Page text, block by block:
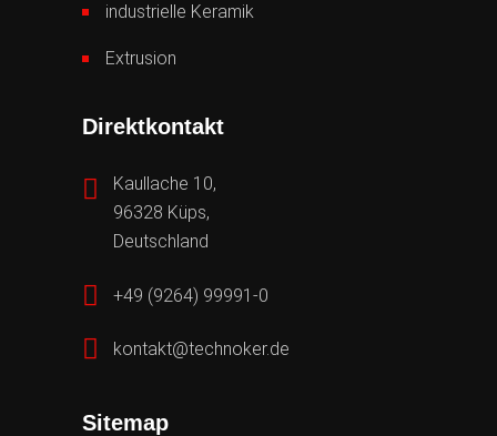
industrielle Keramik
Extrusion
Direktkontakt
Kaullache 10,
96328 Küps,
Deutschland
+49 (9264) 99991-0
kontakt@technoker.de
Sitemap